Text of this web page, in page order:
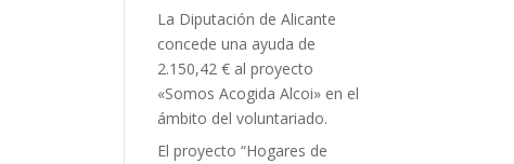
La Diputación de Alicante
concede una ayuda de
2.150,42 € al proyecto
«Somos Acogida Alcoi» en el
ámbito del voluntariado.
El proyecto “Hogares de